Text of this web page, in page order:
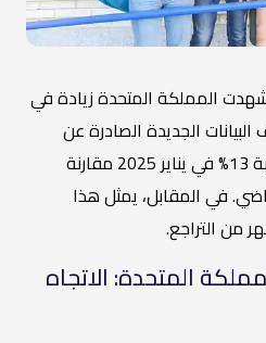
المملكة المتحدة زيادة في
الجديدة الصادرة عن
وزارة الداخلية عن ارتفاع بنسبة 13% في يناير 2025 مقارنة
في المقابل، يمثل هذا
من التراجع.
المتحدة: الاتجاه